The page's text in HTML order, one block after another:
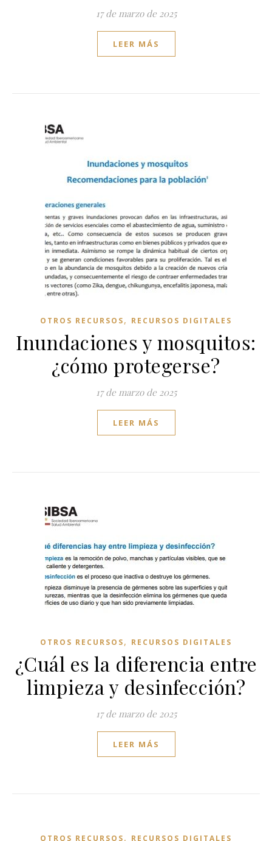
17 de marzo de 2025
LEER MÁS
OTROS RECURSOS, RECURSOS DIGITALES
Inundaciones y mosquitos:
¿cómo protegerse?
17 de marzo de 2025
LEER MÁS
OTROS RECURSOS, RECURSOS DIGITALES
¿Cuál es la diferencia entre
limpieza y desinfección?
17 de marzo de 2025
LEER MÁS
OTROS RECURSOS, RECURSOS DIGITALES